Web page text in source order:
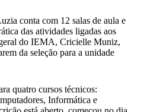
conta com 12 salas de aula e
das atividades ligadas aos
do IEMA, Cricielle Muniz,
da seleção para a unidade
quatro cursos técnicos:
Informática e